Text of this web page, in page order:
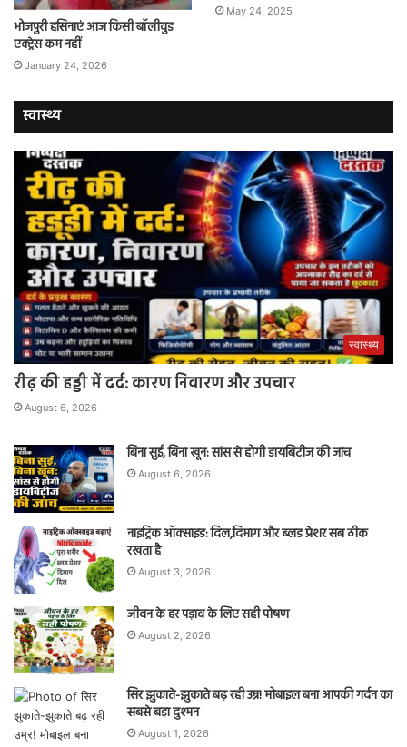
भोजपुरी हसिनाएं आज किसी बॉलीवुड
एक्ट्रेस कम नहीं
January 24, 2026
May 24, 2025
स्वास्थ्य
स्वास्थ्य
रीढ़ की हड्डी में दर्द: कारण निवारण और उपचार
August 6, 2026
बिना सुई, बिना खून: सांस से होगी डायबिटीज की जांच
August 6, 2026
नाइट्रिक ऑक्साइड: दिल,दिमाग और ब्लड प्रेशर सब ठीक
रखता है
August 3, 2026
जीवन के हर पड़ाव के लिए सही पोषण
August 2, 2026
सिर झुकाते-झुकाते बढ़ रही उम्र! मोबाइल बना आपकी गर्दन का
सबसे बड़ा दुश्मन
August 1, 2026